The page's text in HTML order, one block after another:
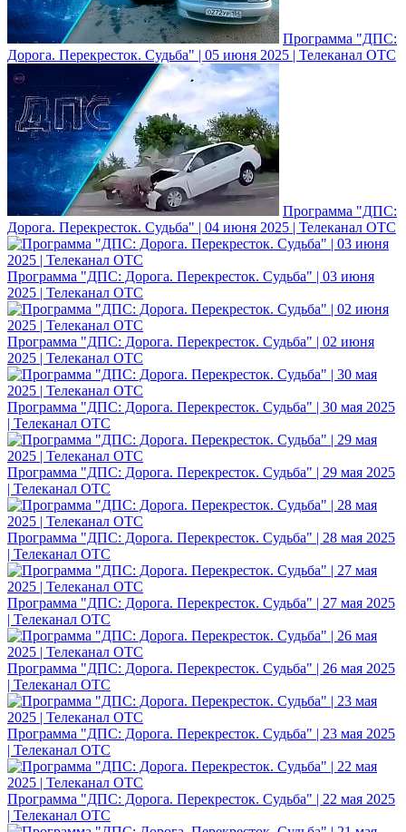
Программа "ДПС:
Дорога. Перекресток. Судьба" | 05 июня 2025 | Телеканал ОТС
Программа "ДПС:
Дорога. Перекресток. Судьба" | 04 июня 2025 | Телеканал ОТС
Программа "ДПС: Дорога. Перекресток. Судьба" | 03 июня
2025 | Телеканал ОТС
Программа "ДПС: Дорога. Перекресток. Судьба" | 02 июня
2025 | Телеканал ОТС
Программа "ДПС: Дорога. Перекресток. Судьба" | 30 мая 2025
| Телеканал ОТС
Программа "ДПС: Дорога. Перекресток. Судьба" | 29 мая 2025
| Телеканал ОТС
Программа "ДПС: Дорога. Перекресток. Судьба" | 28 мая 2025
| Телеканал ОТС
Программа "ДПС: Дорога. Перекресток. Судьба" | 27 мая 2025
| Телеканал ОТС
Программа "ДПС: Дорога. Перекресток. Судьба" | 26 мая 2025
| Телеканал ОТС
Программа "ДПС: Дорога. Перекресток. Судьба" | 23 мая 2025
| Телеканал ОТС
Программа "ДПС: Дорога. Перекресток. Судьба" | 22 мая 2025
| Телеканал ОТС